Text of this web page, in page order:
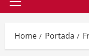
Primary
Home Portada